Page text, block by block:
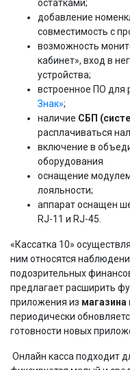
остатками;
добавление
совместимость с
возможность
кабинет», вход в
устройства;
встроенное ПО для
Знак»;
наличие СБП
расплачиваться
включение в
оборудования
оснащение
лояльности;
аппарат оснащен
RJ-11 и RJ-45.
«Кассатка 10»
ним относятся
подозрительных
предлагает расширить
приложения из
периодически
готовности новых
Онлайн касса подходит